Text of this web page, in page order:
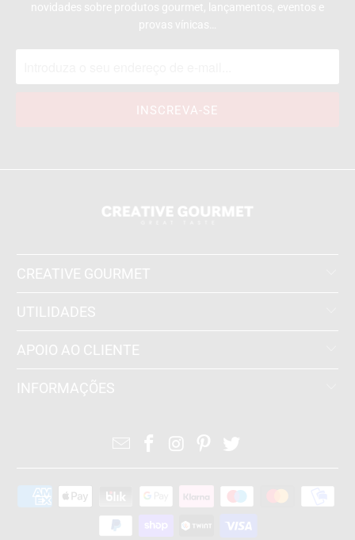
novidades sobre produtos gourmet, lançamentos, eventos e
provas vínicas…
CREATIVE GOURMET
UTILIDADES
APOIO AO CLIENTE
INFORMAÇÕES